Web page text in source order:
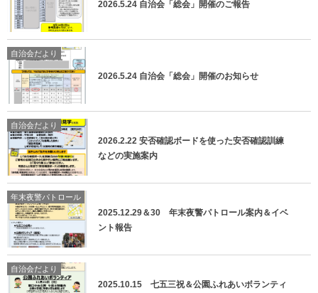
2026.5.24 自治会「総会」開催のご報告
自治会だより
2026.5.24 自治会「総会」開催のお知らせ
自治会だより
2026.2.22 安否確認ボードを使った安否確認訓練
などの実施案内
年末夜警パトロール
2025.12.29＆30 年末夜警パトロール案内＆イベ
ント報告
自治会だより
2025.10.15 七五三祝＆公園ふれあいボランティ